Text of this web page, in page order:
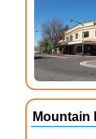
Mountain